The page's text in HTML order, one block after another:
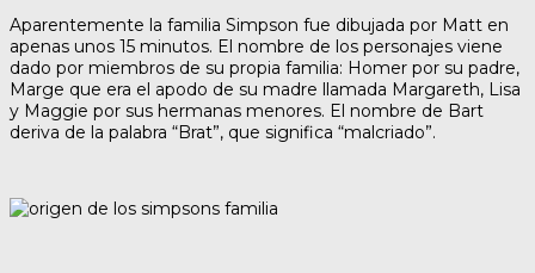
Aparentemente la familia Simpson fue dibujada por Matt en
apenas unos 15 minutos. El nombre de los personajes viene
dado por miembros de su propia familia: Homer por su padre,
Marge que era el apodo de su madre llamada Margareth, Lisa
y Maggie por sus hermanas menores. El nombre de Bart
deriva de la palabra “Brat”, que significa “malcriado”.